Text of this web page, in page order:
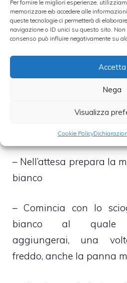
Per fornire le migliori esperienze,
memorizzare e/o accedere alle
queste tecnologie ci permetterà di
navigazione o ID unici su questo sito. Non
consenso può influire negativamente su
Accetta
Nega
Visualizza
Cookie Policy
versalo all’interno di
precedentemente
carta forno, e cuocilo, in
di carta forno,
stessa così che prenda
– Nell’attesa prepara la
bianco
– Comincia con lo
bianco al quale
aggiungerai, una
freddo, anche la panna